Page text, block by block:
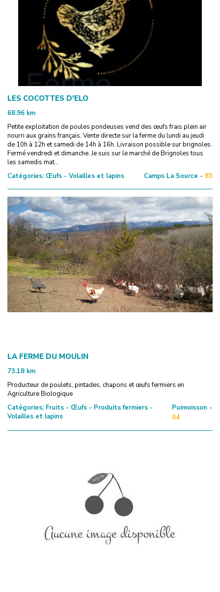
LES COCOTTES D'ELO
68.96 km
Petite exploitation de poules pondeuses vend des œufs frais plein air
nourri aux grains français. Vente directe sur la ferme du lundi au jeudi
de 10h à 12h et samedi de 14h à 16h. Livraison possible sur brignoles.
Fermé vendredi et dimanche. Je suis sur le marché de Brignoles tous
les samedis mat...
Catégories: Œufs - Volailles et lapins Camps La Source - 83
LA FERME DU MOULIN
73.18 km
Producteur de poulets, pintades, chapons et œufs fermiers en
Agriculture Biologique
Catégories: Fruits - Œufs - Produits fermiers -
Volailles et lapins
Puimoisson -
04